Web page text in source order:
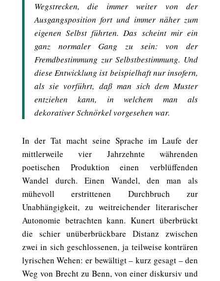
Wegstrecken, die immer weiter von der
Ausgangsposition fort und immer näher zum
eigenen Selbst führten. Das scheint mir ein
ganz normaler Gang zu sein: von der
Fremdbestimmung zur Selbstbestimmung. Und
diese Entwicklung ist beispielhaft nur insofern,
als sie vorführt, daß man sich dem Muster
entziehen kann, in welchem man als
dekorativer Schnörkel vorgesehen war.
In der Tat macht seine Sprache im Laufe der
mittlerweile vier Jahrzehnte währenden
poetischen Produktion einen verblüffenden
Wandel durch. Einen Wandel, den man als
mühevoll erstrittenen Durchbruch zur
Unabhängigkeit, zu weitreichender literarischer
Autonomie betrachten kann. Kunert überbrückt
die schier unüberbrückbare Distanz zwischen
zwei in sich geschlossenen, ja teilweise konträren
lyrischen Wehen: er bewältigt – kurz gesagt – den
Weg von Brecht zu Benn, von einer diskursiv und